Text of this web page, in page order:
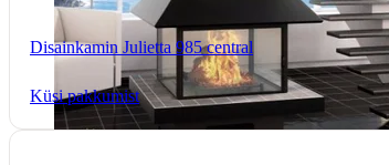
Disainkamin Julietta 985 central
Küsi pakkumist